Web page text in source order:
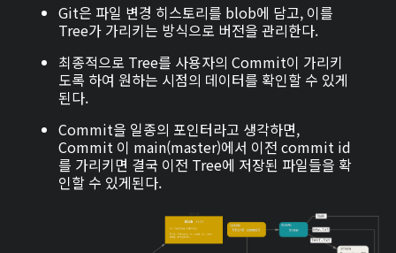
Git은 파일 변경 히스토리를 blob에 담고, 이를
Tree가 가리키는 방식으로 버전을 관리한다.
최종적으로 Tree를 사용자의 Commit이 가리키
도록 하여 원하는 시점의 데이터를 확인할 수 있게
된다.
Commit을 일종의 포인터라고 생각하면,
Commit 이 main(master)에서 이전 commit id
를 가리키면 결국 이전 Tree에 저장된 파일들을 확
인할 수 있게된다.